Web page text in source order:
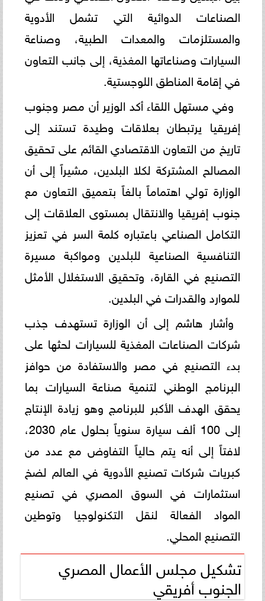
الصناعات الدوائية التي تشمل الأدوية
والمستلزمات والمعدات الطبية، وصناعة
السيارات وصناعاتها المغذية، إلى جانب التعاون
في إقامة المناطق اللوجستية.
وفي مستهل اللقاء أكد الوزير أن مصر وجنوب
إفريقيا يرتبطان بعلاقات وطيدة تستند إلى
تاريخ من التعاون الاقتصادي القائم على تحقيق
المصالح المشتركة لكلا البلدين، مشيراً إلى أن
الوزارة تولي اهتماماً بالغاً بتعميق التعاون مع
جنوب إفريقيا والانتقال بمستوى العلاقات إلى
التكامل الصناعي باعتباره كلمة السر في تعزيز
التنافسية الصناعية للبلدين ومواكبة مسيرة
التصنيع في القارة، وتحقيق الاستغلال الأمثل
للموارد والقدرات في البلدين.
وأشار هاشم إلى أن الوزارة تستهدف جذب
شركات الصناعات المغذية للسيارات لحثها على
بدء التصنيع في مصر والاستفادة من حوافز
البرنامج الوطني لتنمية صناعة السيارات بما
يحقق الهدف الأكبر للبرنامج وهو زيادة الإنتاج
إلى 100 ألف سيارة سنوياً بحلول عام 2030،
لافتاً إلى أنه يتم حالياً التفاوض مع عدد من
كبريات شركات تصنيع الأدوية في العالم لضخ
استثمارات في السوق المصري في تصنيع
المواد الفعالة لنقل التكنولوجيا وتوطين
التصنيع المحلي.
تشكيل مجلس الأعمال المصري
الجنوب أفريقي